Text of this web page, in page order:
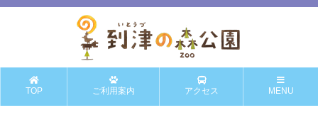
TOP ご利用案内 アクセス MENU